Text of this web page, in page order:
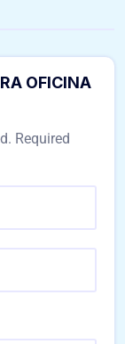
OFICINA
Required